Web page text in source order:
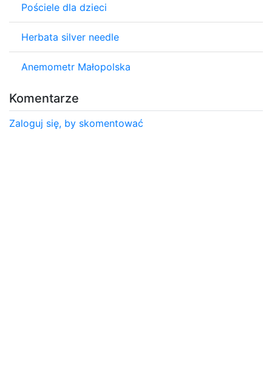
Pościele dla dzieci
Herbata silver needle
Anemometr Małopolska
Komentarze
Zaloguj się, by skomentować